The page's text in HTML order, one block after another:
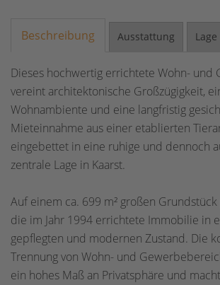
Beschreibung Ausstattung Lage
Dieses hochwertig errichtete Wohn- und
vereint architektonische Großzügigkeit,
Wohnambiente und eine langfristig
Mieteinnahme aus einer etablierten
eingebettet in eine ruhige und dennoch
zentrale Lage in Kaarst.
Auf einem ca. 699 m² großen
die im Jahr 1994 errichtete Immobilie in
gepflegten und modernen Zustand. Die
Trennung von Wohn- und
ein hohes Maß an Privatsphäre und